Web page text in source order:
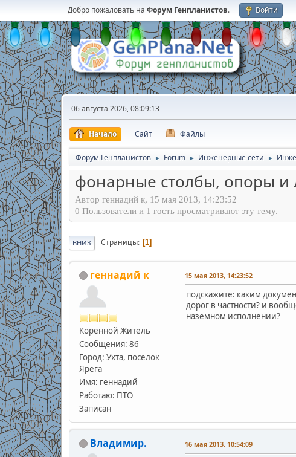
Добро пожаловать на Форум Генпланистов. Войти
06 августа 2026, 08:09:13
Начало Сайт Файлы
Форум Генпланистов ► Forum ► Инженерные сети ►
фонарные столбы, опоры
Автор геннадий к, 15 мая 2013, 14:23:52
0 Пользователи и 1 гость просматривают эту тему.
ВНИЗ Страницы 1
геннадий к
Коренной Житель
Сообщения: 86
Город: Ухта, поселок
Ярега
Имя: геннадий
Работаю: ПТО
Записан
15 мая 2013, 14:23:52
подскажите: каким
дорог в частности? и
наземном исполнении?
Владимир. 16 мая 2013, 10:54:09